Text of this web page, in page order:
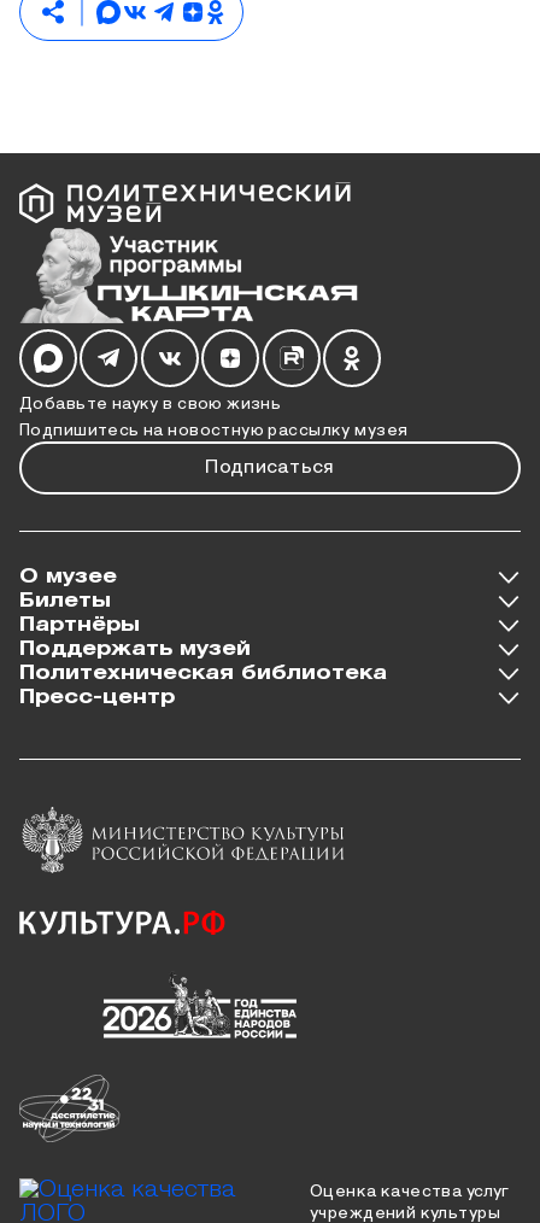
Добавьте науку в свою жизнь
Подпишитесь на новостную рассылку музея
Подписаться
Мы в социальных сетях
О музее
Билеты
Партнёры
Поддержать музей
Политехническая библиотека
Пресс-центр
Оценка качества услуг
учреждений культуры